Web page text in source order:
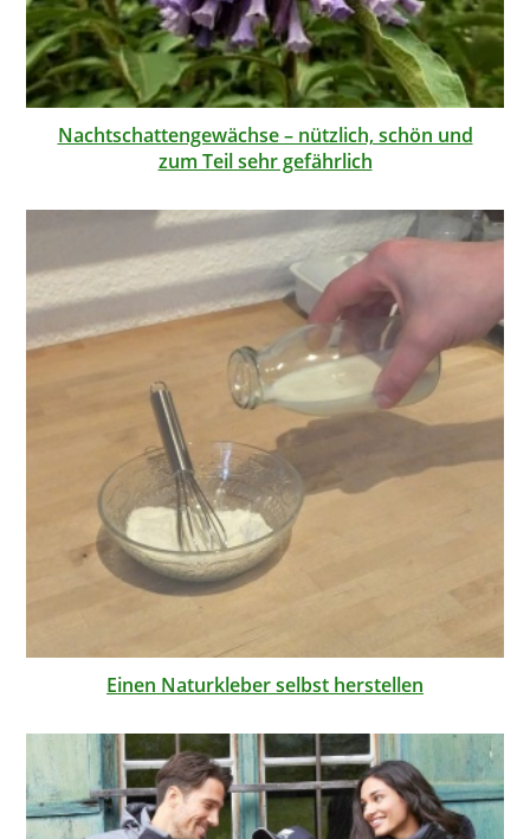
Nachtschattengewächse – nützlich, schön und
zum Teil sehr gefährlich
Einen Naturkleber selbst herstellen